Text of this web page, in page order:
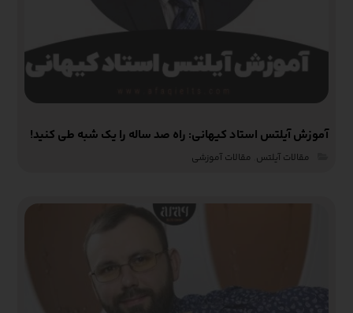
آموزش آیلتس استاد کیهانی: راه صد ساله را یک شبه طی کنید!
مقالات آیلتس مقالات آموزشی‌